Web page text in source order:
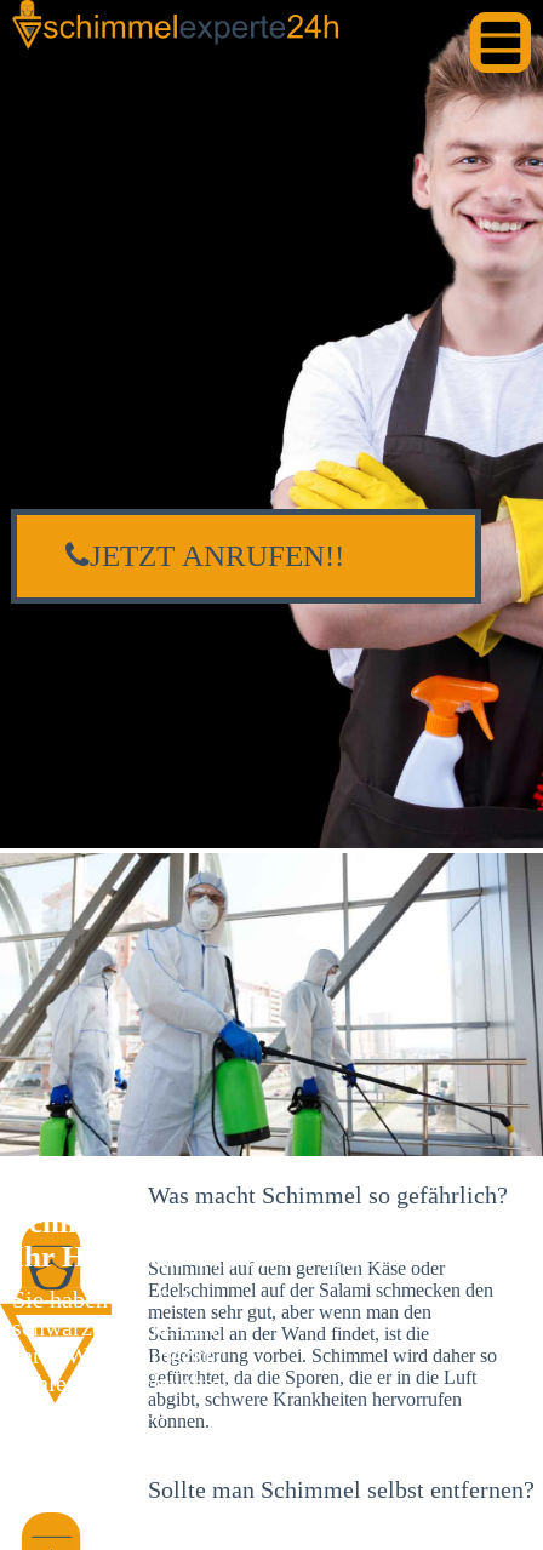
Schimmelexperte in Blankenbach –
Ihr Helfer an Ort und Stelle
Sie haben kürzlich
schwarze Flecken an
Ihrer Wand entdeckt?
Schlechte Nachrichten:
Sie haben einen
JETZT ANRUFEN!!
Was macht Schimmel so gefährlich?
Schimmel auf dem gereiften Käse oder
Edelschimmel auf der Salami schmecken den
meisten sehr gut, aber wenn man den
Schimmel an der Wand findet, ist die
Begeisterung vorbei. Schimmel wird daher so
gefürchtet, da die Sporen, die er in die Luft
abgibt, schwere Krankheiten hervorrufen
können.
Sollte man Schimmel selbst entfernen?